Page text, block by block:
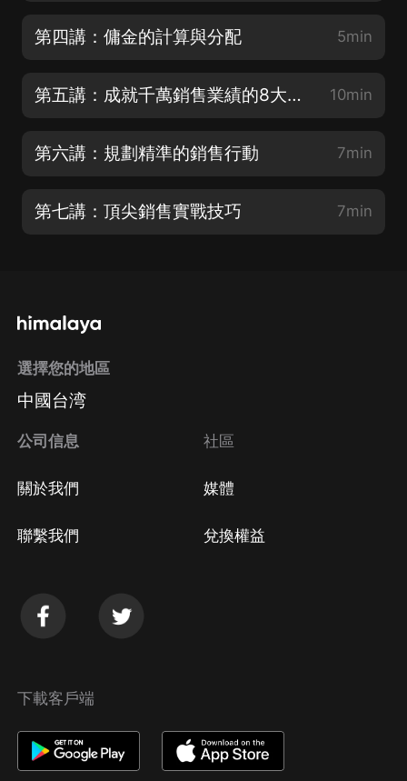
第四講：傭金的計算與分配 5min
第五講：成就千萬銷售業績的8大要點 10min
第六講：規劃精準的銷售行動 7min
第七講：頂尖銷售實戰技巧 7min
選擇您的地區
中國台湾
公司信息
關於我們
聯繫我們
社區
媒體
兌換權益
下載客戶端